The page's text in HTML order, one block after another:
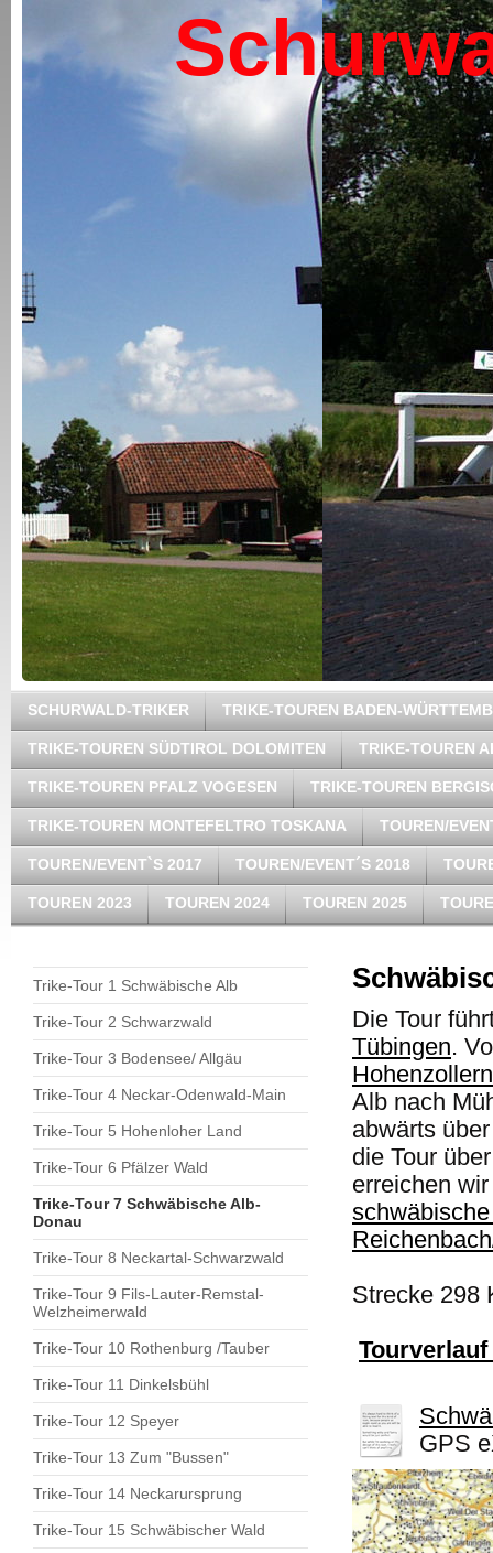
SCHURWALD-TRIKER TRIKE-TOUREN BADEN-
TRIKE-TOUREN SÜDTIROL DOLOMITEN TRIKE-TOUREN
TRIKE-TOUREN PFALZ VOGESEN TRIKE-TOUREN
TRIKE-TOUREN MONTEFELTRO TOSKANA TOUREN/
TOUREN/EVENT`S 2017 TOUREN/EVENT´S 2018
TOUREN 2023 TOUREN 2024 TOUREN 2025
Trike-Tour 1 Schwäbische Alb
Trike-Tour 2 Schwarzwald
Trike-Tour 3 Bodensee/ Allgäu
Trike-Tour 4 Neckar-Odenwald-Main
Trike-Tour 5 Hohenloher Land
Trike-Tour 6 Pfälzer Wald
Trike-Tour 7 Schwäbische Alb-
Donau
Trike-Tour 8 Neckartal-Schwarzwald
Trike-Tour 9 Fils-Lauter-Remstal-
Welzheimerwald
Trike-Tour 10 Rothenburg /Tauber
Trike-Tour 11 Dinkelsbühl
Trike-Tour 12 Speyer
Trike-Tour 13 Zum "Bussen"
Trike-Tour 14 Neckarursprung
Trike-Tour 15 Schwäbischer Wald
Die Tour
Tübingen.
Hohenzollern
Alb nach
abwärts
die Tour
erreichen
Strecke 298
Tourverlauf
GPS